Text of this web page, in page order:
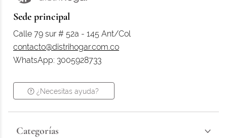
Sede principal
Calle 79 sur # 52a - 145 Ant/Col
contacto@distrihogar.com.co
WhatsApp: 3005928733
¿Necesitas ayuda?
Categorías